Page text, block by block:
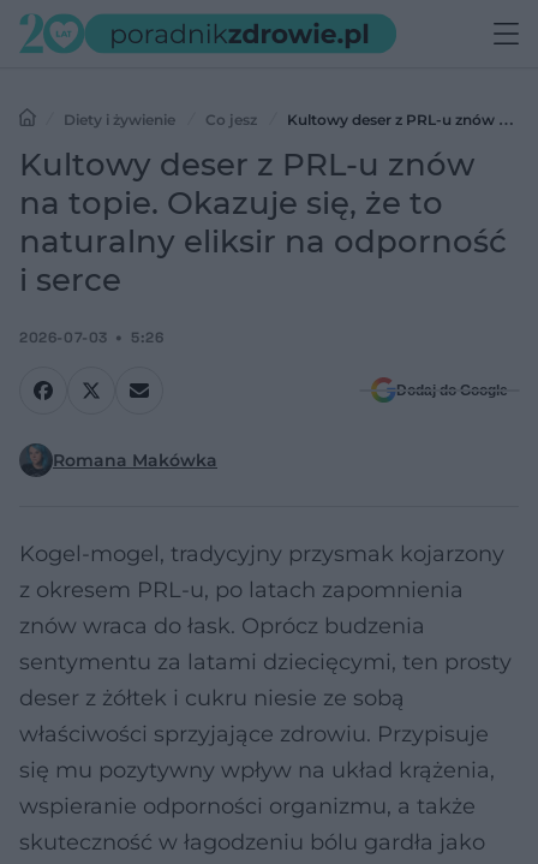
Diety i żywienie Co jesz
Kultowy deser z PRL-u znów na
topie. Okazuje się, że to naturalny eliksir na odporność i serce
Kultowy deser z PRL-u znów
na topie. Okazuje się, że to
naturalny eliksir na odporność
i serce
2026-07-03 5:26
Dodaj do Google
Romana Makówka
Kogel-mogel, tradycyjny przysmak kojarzony
z okresem PRL-u, po latach zapomnienia
znów wraca do łask. Oprócz budzenia
sentymentu za latami dziecięcymi, ten prosty
deser z żółtek i cukru niesie ze sobą
właściwości sprzyjające zdrowiu. Przypisuje
się mu pozytywny wpływ na układ krążenia,
wspieranie odporności organizmu, a także
skuteczność w łagodzeniu bólu gardła jako